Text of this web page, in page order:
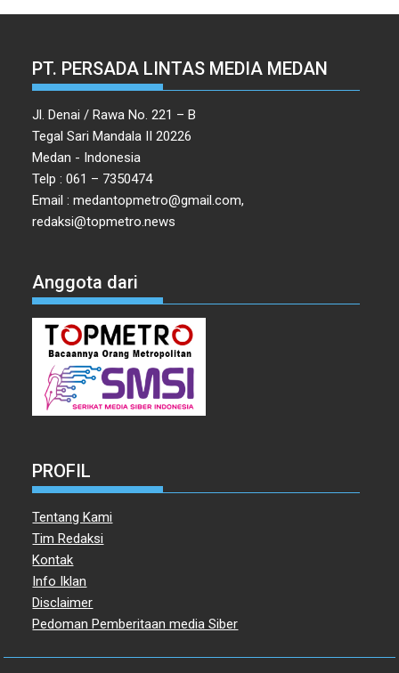
PT. PERSADA LINTAS MEDIA MEDAN
Jl. Denai / Rawa No. 221 – B
Tegal Sari Mandala II 20226
Medan - Indonesia
Telp : 061 – 7350474
Email : medantopmetro@gmail.com,
redaksi@topmetro.news
Anggota dari
PROFIL
Tentang Kami
Tim Redaksi
Kontak
Info Iklan
Disclaimer
Pedoman Pemberitaan media Siber